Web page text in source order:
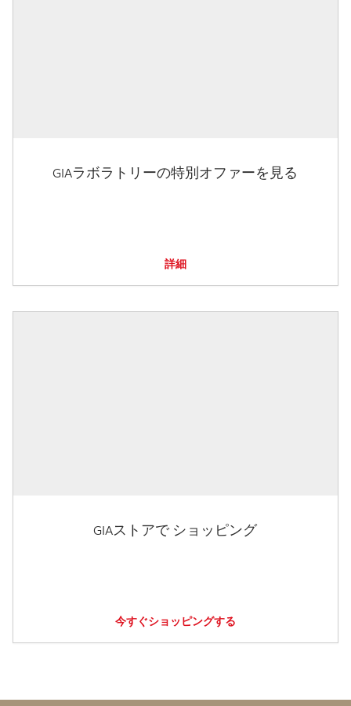
GIAラボラトリーの特別オファーを見る
詳細
GIAストアで ショッピング
今すぐショッピングする